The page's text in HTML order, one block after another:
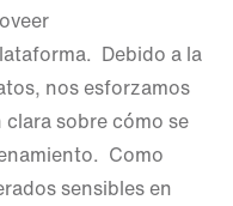
Debido a la
nos esforzamos
sobre cómo se
Como
sensibles en